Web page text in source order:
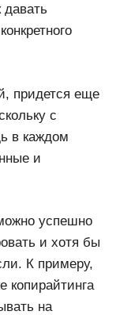
придется еще
с
в каждом
и
успешно
и хотя бы
К примеру,
копирайтинга
на